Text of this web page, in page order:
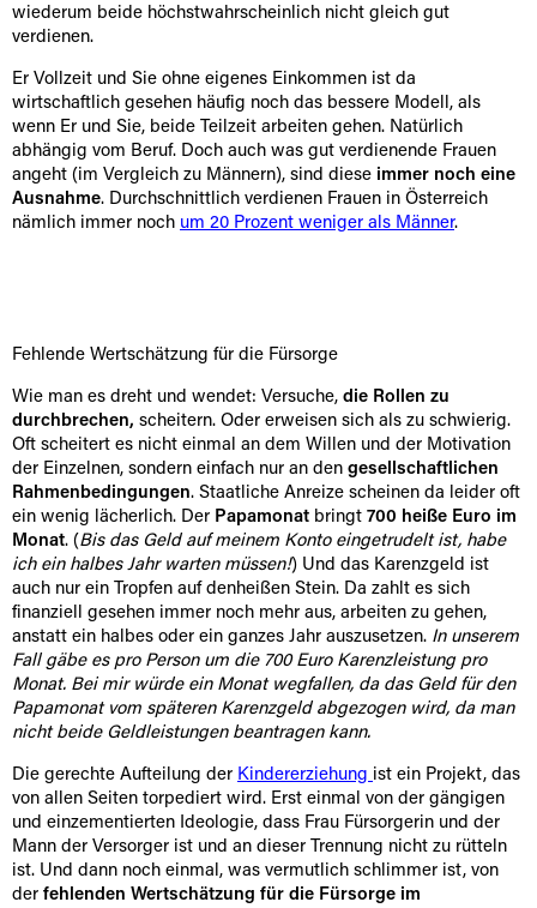
wiederum beide höchstwahrscheinlich nicht gleich gut
verdienen.
Er Vollzeit und Sie ohne eigenes Einkommen ist da
wirtschaftlich gesehen häufig noch das bessere Modell, als
wenn Er und Sie, beide Teilzeit arbeiten gehen. Natürlich
abhängig vom Beruf. Doch auch was gut verdienende Frauen
angeht (im Vergleich zu Männern), sind diese immer noch eine
Ausnahme. Durchschnittlich verdienen Frauen in Österreich
nämlich immer noch um 20 Prozent weniger als Männer.
Fehlende Wertschätzung für die Fürsorge
Wie man es dreht und wendet: Versuche, die Rollen zu
durchbrechen, scheitern. Oder erweisen sich als zu schwierig.
Oft scheitert es nicht einmal an dem Willen und der Motivation
der Einzelnen, sondern einfach nur an den gesellschaftlichen
Rahmenbedingungen. Staatliche Anreize scheinen da leider oft
ein wenig lächerlich. Der Papamonat bringt 700 heiße Euro im
Monat. (Bis das Geld auf meinem Konto eingetrudelt ist, habe
ich ein halbes Jahr warten müssen!) Und das Karenzgeld ist
auch nur ein Tropfen auf denheißen Stein. Da zahlt es sich
finanziell gesehen immer noch mehr aus, arbeiten zu gehen,
anstatt ein halbes oder ein ganzes Jahr auszusetzen. In unserem
Fall gäbe es pro Person um die 700 Euro Karenzleistung pro
Monat. Bei mir würde ein Monat wegfallen, da das Geld für den
Papamonat vom späteren Karenzgeld abgezogen wird, da man
nicht beide Geldleistungen beantragen kann.
Die gerechte Aufteilung der Kindererziehung ist ein Projekt, das
von allen Seiten torpediert wird. Erst einmal von der gängigen
und einzementierten Ideologie, dass Frau Fürsorgerin und der
Mann der Versorger ist und an dieser Trennung nicht zu rütteln
ist. Und dann noch einmal, was vermutlich schlimmer ist, von
der fehlenden Wertschätzung für die Fürsorge im